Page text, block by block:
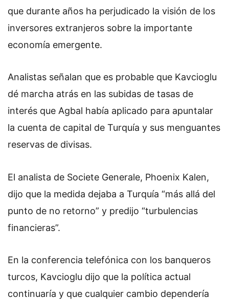
que durante años ha perjudicado la visión de los
inversores extranjeros sobre la importante
economía emergente.
Analistas señalan que es probable que Kavcioglu
dé marcha atrás en las subidas de tasas de
interés que Agbal había aplicado para apuntalar
la cuenta de capital de Turquía y sus menguantes
reservas de divisas.
El analista de Societe Generale, Phoenix Kalen,
dijo que la medida dejaba a Turquía “más allá del
punto de no retorno” y predijo “turbulencias
financieras”.
En la conferencia telefónica con los banqueros
turcos, Kavcioglu dijo que la política actual
continuaría y que cualquier cambio dependería